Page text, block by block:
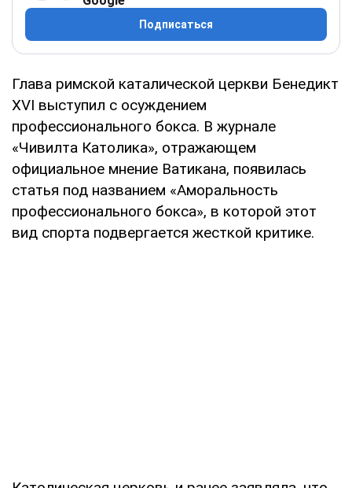
Подписаться
Глава римской каталической церкви Бенедикт
XVI выступил с осуждением
профессионального бокса. В журнале
«Чивилта Католика», отражающем
официальное мнение Ватикана, появилась
статья под названием «Аморальность
профессионального бокса», в которой этот
вид спорта подвергается жесткой критике.